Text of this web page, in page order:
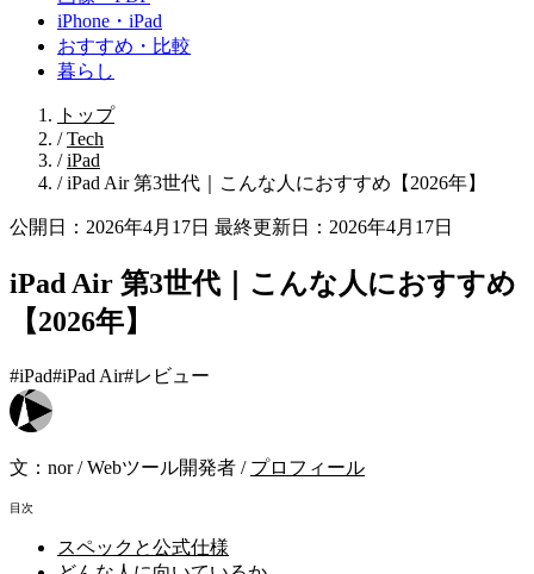
iPhone・iPad
おすすめ・比較
暮らし
トップ
/ Tech
/ iPad
/ iPad Air 第3世代｜こんな人におすすめ【2026年】
公開日：2026年4月17日 最終更新日：2026年4月17日
iPad Air 第3世代｜こんな人におすすめ
【2026年】
#iPad#iPad Air#レビュー
文： nor /Webツール開発者 / プロフィール
目次
スペックと公式仕様